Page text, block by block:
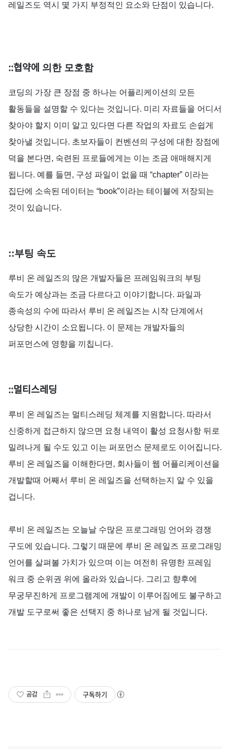
레일즈도 역시 몇 가지 부정적인 요소와 단점이 있습니다.
::협약에 의한 모호함
코딩의 가장 큰 장점 중 하나는 어플리케이션의
모든
활동들을 설명할 수 있다는 것입니다. 미리 자료들을 어디서
찾아야 할지 이미 알고 있다면 다른 작업의 자료도 손쉽게
찾아낼 것입니다. 초보자들이 컨벤션의 구성에 대한 장점에
덕을 본다면, 숙련된 프로들에게는 이는 조금 애매해지게
됩니다. 예를 들면, 구성 파일이 없을 때 “chapter” 이라는
집단에 소속된 데이터는 “book”이라는 테이블에 저장되는
것이 있습니다.
::부팅 속도
루비 온 레일즈의 많은 개발자들은 프레임워크의 부팅
속도가 예상과는 조금 다르다고 이야기합니다. 파일과
종속성의 수에 따라서 루비 온 레일즈는 시작 단계에서
상당한 시간이 소요됩니다. 이 문제는 개발자들의
퍼포먼스에 영향을 끼칩니다.
::멀티스레딩
루비 온 레일즈는 멀티스레딩 체계를 지원합니다. 따라서
신중하게 접근하지 않으면 요청 내역이 활성 요청사항 뒤로
밀려나게 될 수도 있고 이는 퍼포먼스 문제로도 이어집니다.
루비
온 레일즈을 이해한다면, 회사들이 웹 어플리케이션을
개발할때 어째서 루비 온 레일즈을 선택하는지 알 수 있을
겁니다.
루비 온 레일즈는 오늘날 수많은 프로그래밍 언어와 경쟁
구도에 있습니다. 그렇기 때문에 루비 온 레일즈 프로그래밍
언어를 살펴볼 가치가 있으며 이는 여전히 유명한 프레임
워크 중 순위권 위에 올라와 있습니다. 그리고 향후에
무궁무진하게
프로그램계에 개발이 이루어짐에도 불구하고
개발 도구로써 좋은 선택지 중 하나로 남게 될 것입니다.
공감 구독하기